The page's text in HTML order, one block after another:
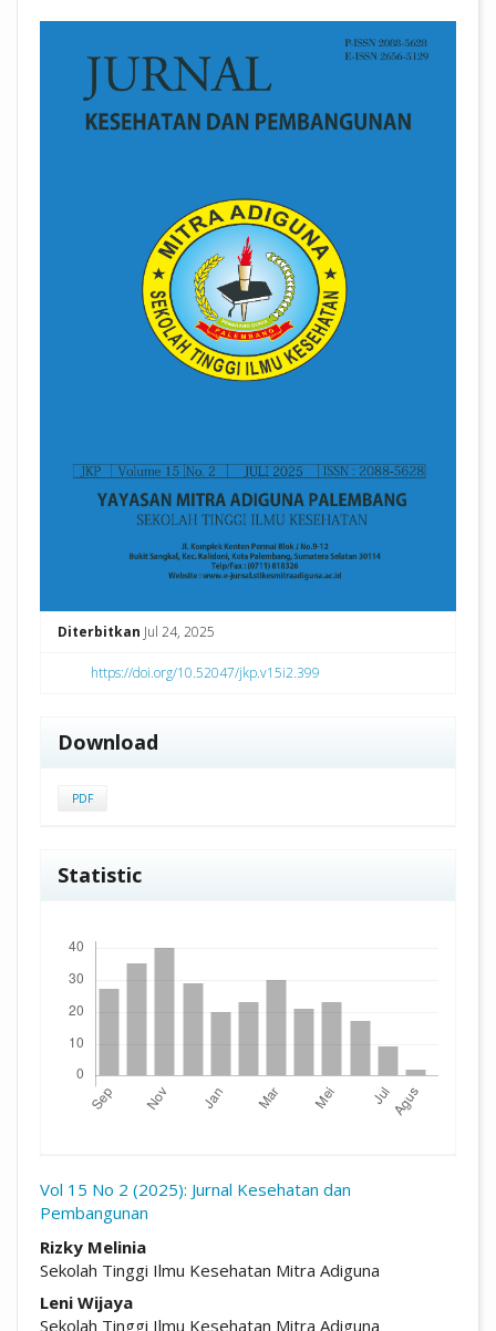
Diterbitkan Jul 24, 2025
https://doi.org/10.52047/jkp.v15i2.399
Download
PDF
Statistic
Vol 15 No 2 (2025): Jurnal Kesehatan dan
Pembangunan
Rizky Melinia
Sekolah Tinggi Ilmu Kesehatan Mitra Adiguna
Leni Wijaya
Sekolah Tinggi Ilmu Kesehatan Mitra Adiguna